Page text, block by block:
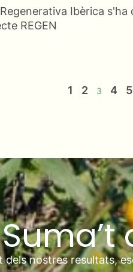
Ibèrica s'ha
REGEN
1 2 3 4 5
Suma’t
nostres resultats,